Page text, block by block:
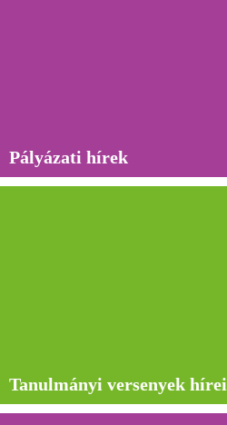
Pályázati hírek
Tanulmányi versenyek hírei